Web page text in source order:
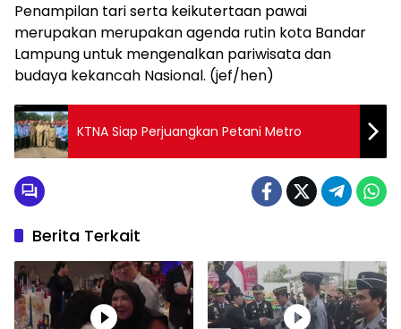
Penampilan tari serta keikutertaan pawai
merupakan merupakan agenda rutin kota Bandar
Lampung untuk mengenalkan pariwisata dan
budaya kekancah Nasional. (jef/hen)
KTNA Siap Perjuangkan Petani Metro
Berita Terkait